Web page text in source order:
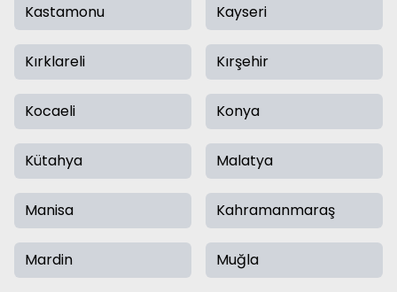
Kastamonu Kayseri
Kırklareli Kırşehir
Kocaeli Konya
Kütahya Malatya
Manisa Kahramanmaraş
Mardin Muğla